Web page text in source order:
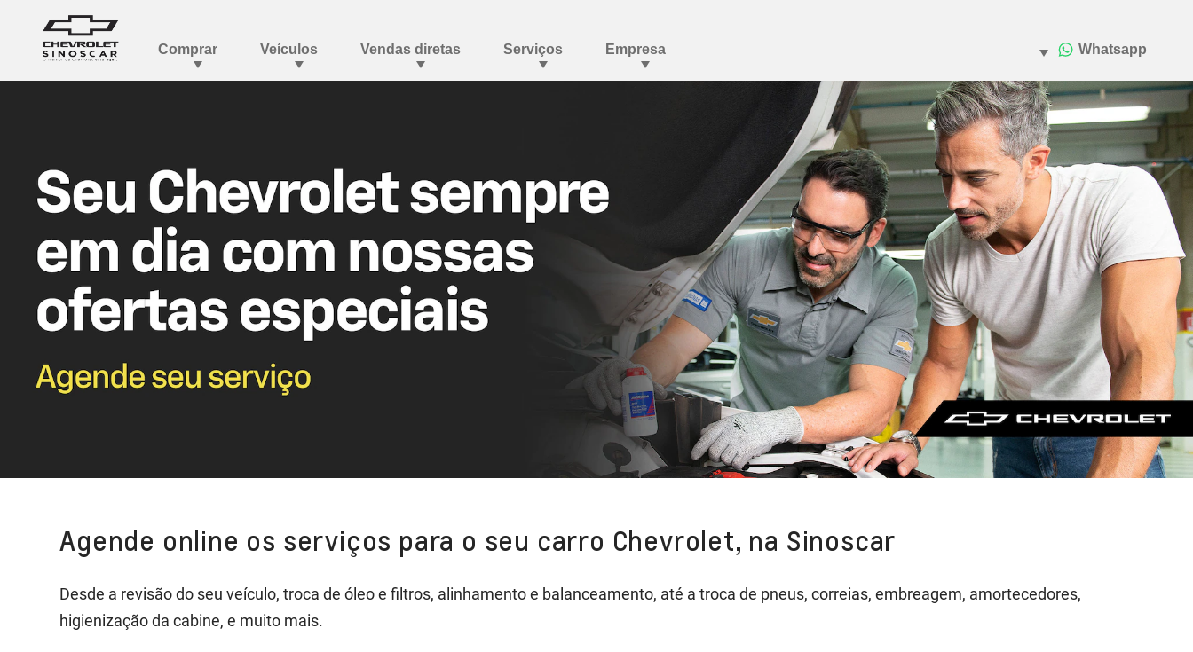
Agende online os serviços para o seu carro Chevrolet, na Sinoscar
Desde a revisão do seu veículo, troca de óleo e filtros, alinhamento e balanceamento, até a troca de pneus, correias, embreagem, amortecedores,
higienização da cabine, e muito mais.